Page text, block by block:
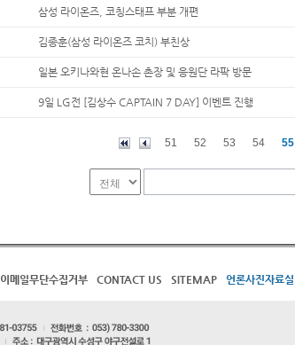
삼성 라이온즈, 코칭스태프 부분 개편
김종훈(삼성 라이온즈 코치) 부친상
일본 오키나와현 온나손 촌장 및 응원단 라팍 방문
9일 LG전 [김상수 CAPTAIN 7 DAY] 이벤트 진행
51 52 53 54 55
이메일무단수집거부 CONTACT US SITEMAP 언론사진자료실